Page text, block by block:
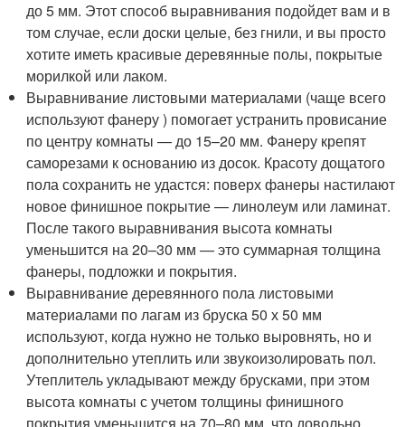
до 5 мм. Этот способ выравнивания подойдет вам и в
том случае, если доски целые, без гнили, и вы просто
хотите иметь красивые деревянные полы, покрытые
морилкой или лаком.
Выравнивание листовыми материалами (чаще всего
используют фанеру ) помогает устранить провисание
по центру комнаты — до 15–20 мм. Фанеру крепят
саморезами к основанию из досок. Красоту дощатого
пола сохранить не удастся: поверх фанеры настилают
новое финишное покрытие — линолеум или ламинат.
После такого выравнивания высота комнаты
уменьшится на 20–30 мм — это суммарная толщина
фанеры, подложки и покрытия.
Выравнивание деревянного пола листовыми
материалами по лагам из бруска 50 х 50 мм
используют, когда нужно не только выровнять, но и
дополнительно утеплить или звукоизолировать пол.
Утеплитель укладывают между брусками, при этом
высота комнаты с учетом толщины финишного
покрытия уменьшится на 70–80 мм, что довольно